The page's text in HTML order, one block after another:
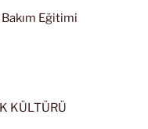
Eğitimi
KÜLTÜRÜ